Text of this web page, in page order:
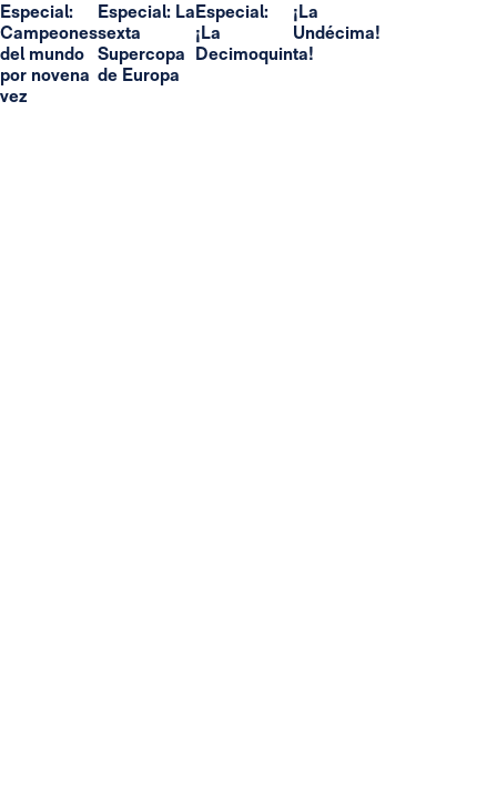
Especial:
Campeones
del mundo
por novena
vez
Especial: La
sexta
Supercopa
de Europa
Especial:
¡La
Decimoquinta!
¡La
Undécima!